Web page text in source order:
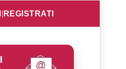
REGISTRATI